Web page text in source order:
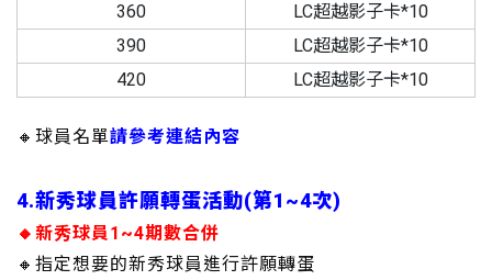
360
LC超越影子卡*10
390
LC超越影子卡*10
420
LC超越影子卡*10
🔸球員名單請參考連結內容
4.新秀球員許願轉蛋活動(第1~4次)
🔸新秀球員1~4期數合併
🔸指定想要的新秀球員進行許願轉蛋